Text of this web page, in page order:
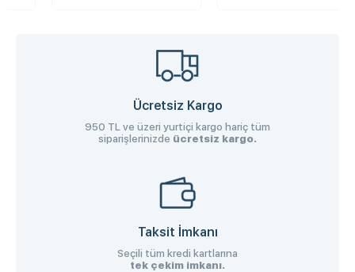
Ücretsiz Kargo
950 TL ve üzeri yurtiçi kargo hariç tüm
siparişlerinizde ücretsiz kargo.
Taksit İmkanı
Seçili tüm kredi kartlarına
tek çekim imkanı.